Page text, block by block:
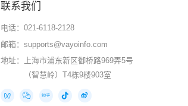
联系我们
电话：021-6118-2128
邮箱：supports@vayoinfo.com
地址：
上海市浦东新区御桥路969弄5号
（智慧岭）T4栋9楼903室